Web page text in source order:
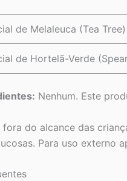
de Melaleuca (Tea
de Hortelã-Verde
Nenhum. Este
fora do alcance das
Para uso externo